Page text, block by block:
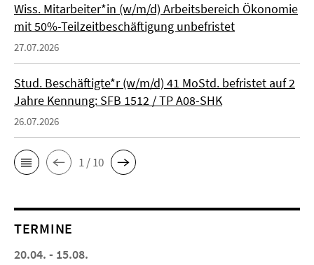
Wiss. Mitarbeiter*in (w/m/d) Arbeitsbereich Ökonomie
mit 50%-Teilzeitbeschäftigung unbefristet
27.07.2026
Stud. Beschäftigte*r (w/m/d) 41 MoStd. befristet auf 2
Jahre Kennung: SFB 1512 / TP A08-SHK
26.07.2026
1 / 10
TERMINE
20.04. - 15.08.